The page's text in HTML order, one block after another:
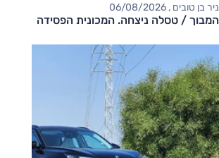
ניר בן טובים , 06/08/2026
המבוך / טסלה ניצחה. המכונית הפסידה